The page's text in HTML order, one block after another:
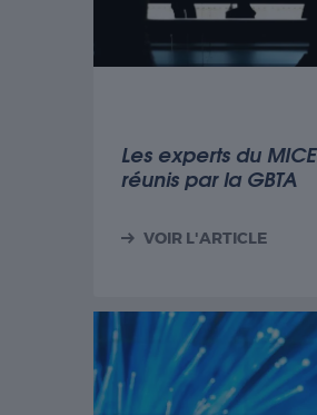
Les experts du MICE
réunis par la GBTA
VOIR L'ARTICLE